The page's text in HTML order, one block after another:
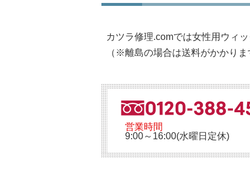
カツラ修理.comでは女性用ウィ
（※離島の場合は送料がかかりま
営業時間
9:00～16:00(水曜日定休)